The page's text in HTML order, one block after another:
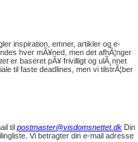
inspiration, emner, artikler og e-
hver mÃ¥ned, men det afhÃ¦nger
er baseret pÃ¥ frivilligt og ulÃ¸nnet
til faste deadlines, men vi tilstrÃ¦ber
til postmaster@visdomsnettet.dk Din
Vi betragter din e-mail adresse